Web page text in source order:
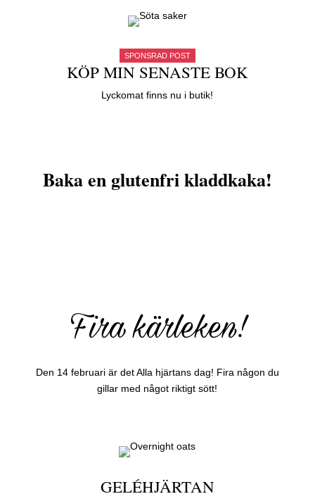
SPONSRAD POST
KÖP MIN SENASTE BOK
Lyckomat finns nu i butik!
Baka en glutenfri kladdkaka!
Fira kärleken!
Den 14 februari är det Alla hjärtans dag! Fira någon du
gillar med något riktigt sött!
GELÉHJÄRTAN